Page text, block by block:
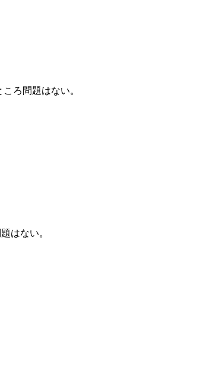
ろ問題はない。
はない。